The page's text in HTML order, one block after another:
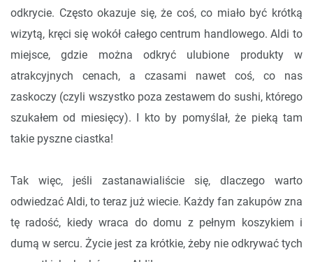
odkrycie. Często okazuje się, że coś, co miało być krótką
wizytą, kręci się wokół całego centrum handlowego. Aldi to
miejsce, gdzie można odkryć ulubione produkty w
atrakcyjnych cenach, a czasami nawet coś, co nas
zaskoczy (czyli wszystko poza zestawem do sushi, którego
szukałem od miesięcy). I kto by pomyślał, że pieką tam
takie pyszne ciastka!
Tak więc, jeśli zastanawialiście się, dlaczego warto
odwiedzać Aldi, to teraz już wiecie. Każdy fan zakupów zna
tę radość, kiedy wraca do domu z pełnym koszykiem i
dumą w sercu. Życie jest za krótkie, żeby nie odkrywać tych